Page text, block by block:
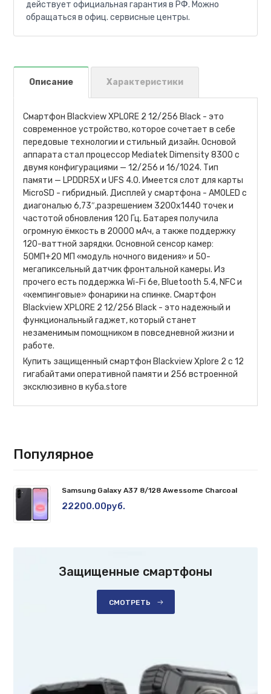
действует официальная гарантия в РФ. Можно
обращаться в офиц. сервисные центры.
Описание Характеристики
Смартфон Blackview XPLORE 2 12/256 Black - это
современное устройство, которое сочетает в себе
передовые технологии и стильный дизайн. Основой
аппарата стал процессор Mediatek Dimensity 8300 с
двумя конфигурациями — 12/256 и 16/1024. Тип
памяти — LPDDR5X и UFS 4.0. Имеется слот для карты
MicroSD - гибридный. Дисплей у смартфона - AMOLED с
диагональю 6,73″,разрешением 3200x1440 точек и
частотой обновления 120 Гц. Батарея получила
огромную ёмкость в 20000 мАч, а также поддержку
120-ваттной зарядки. Основной сенсор камер:
50МП+20 МП «модуль ночного видения» и 50-
мегапиксельный датчик фронтальной камеры. Из
прочего есть поддержка Wi-Fi 6e, Bluetooth 5.4, NFC и
«кемпинговые» фонарики на спинке. Смартфон
Blackview XPLORE 2 12/256 Black - это надежный и
функциональный гаджет, который станет
незаменимым помощником в повседневной жизни и
работе.
Купить защищенный смартфон Blackview Xplore 2 c 12
гигабайтами оперативной памяти и 256 встроенной
эксклюзивно в куба.store
Популярное
Samsung Galaxy A37 8/128 Awessome Charcoal
22200.00руб.
Защищенные смартфоны
СМОТРЕТЬ